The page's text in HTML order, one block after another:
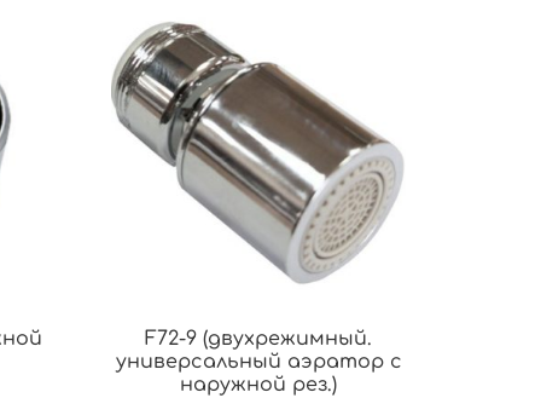
F72-9 (двухрежимный.
универсальный аэратор с
наружной рез.)